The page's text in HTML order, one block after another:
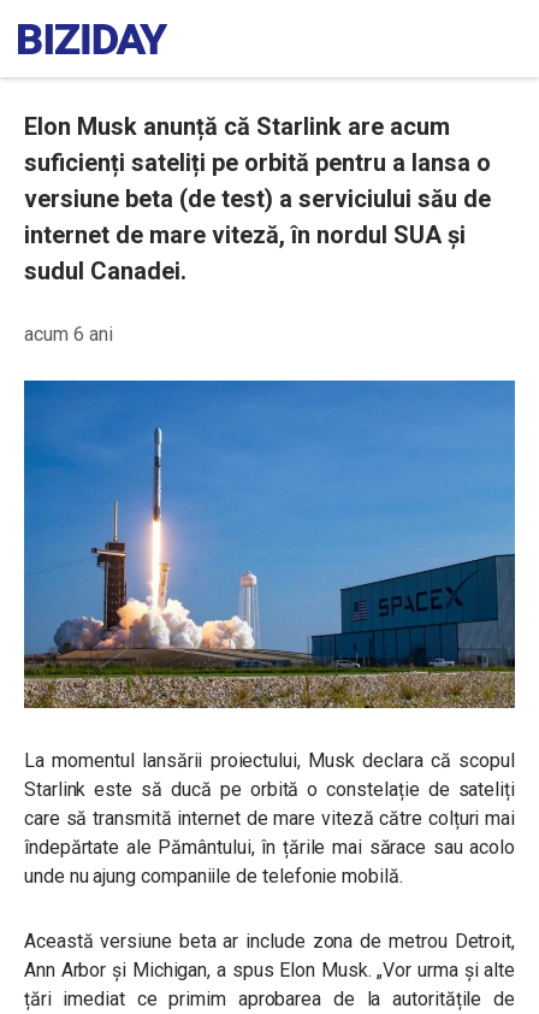
Elon Musk anunță că Starlink are acum
suficienți sateliți pe orbită pentru a lansa o
versiune beta (de test) a serviciului său de
internet de mare viteză, în nordul SUA și
sudul Canadei.
acum 6 ani
La momentul lansării proiectului, Musk declara că scopul
Starlink este să ducă pe orbită o constelație de sateliți
care să transmită internet de mare viteză către colțuri mai
îndepărtate ale Pământului, în țările mai sărace sau acolo
unde nu ajung companiile de telefonie mobilă.
Această versiune beta ar include zona de metrou Detroit,
Ann Arbor și Michigan, a spus Elon Musk. „Vor urma și alte
țări imediat ce primim aprobarea de la autoritățile de